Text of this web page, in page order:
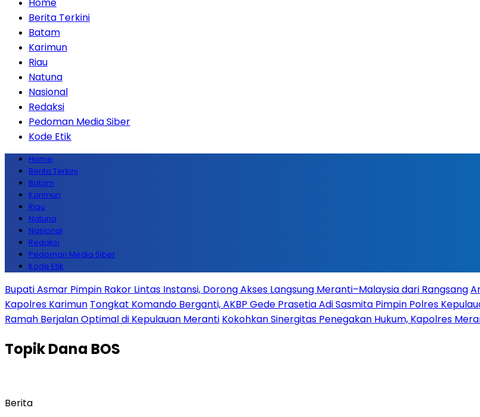
Berita Terkini
Batam
Karimun
Riau
Natuna
Nasional
Redaksi
Pedoman Media Siber
Kode Etik
Home
Berita Terkini
Batam
Karimun
Riau
Natuna
Nasional
Redaksi
Pedoman Media Siber
Kode Etik
Bupati Asmar Pimpin Rakor Lintas Instansi, Dorong Akses Langsung Meranti–Malaysia dari Rangsang
Kapolres Karimun Tongkat Komando Berganti, AKBP Gede Prasetia Adi Sasmita Pimpin Polres
Ramah Berjalan Optimal di Kepulauan Meranti Kokohkan Sinergitas Penegakan Hukum, Kapolres
TopikDana BOS
Berita